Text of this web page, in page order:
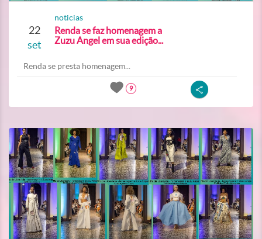
22
set
noticias
Renda se faz homenagem a
Zuzu Angel em sua edição...
Renda se presta homenagem...
9